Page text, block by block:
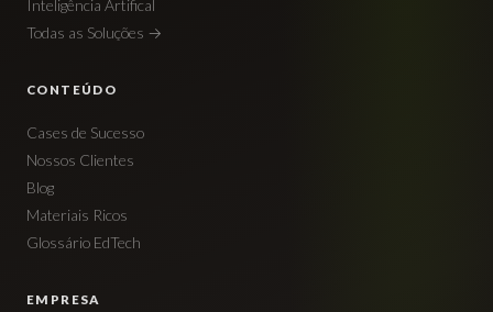
Inteligência Artifical
Todas as Soluções →
CONTEÚDO
Cases de Sucesso
Nossos Clientes
Blog
Materiais Ricos
Glossário EdTech
EMPRESA